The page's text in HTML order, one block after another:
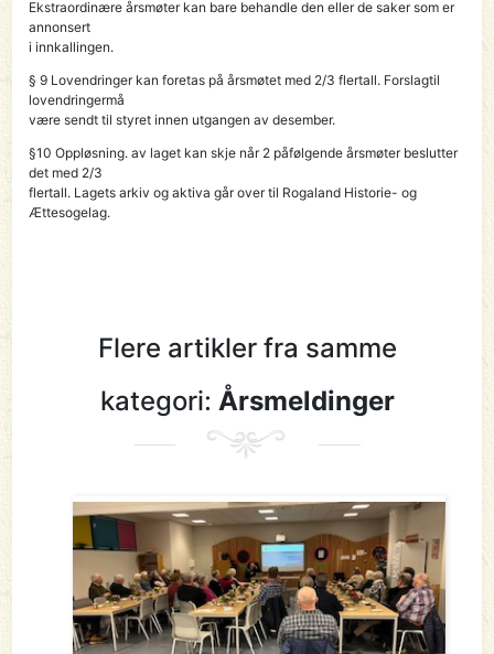
Ekstraordinære årsmøter kan bare behandle den eller de saker som er
annonsert
i innkallingen.
§ 9 Lovendringer kan foretas på årsmøtet med 2/3 flertall. Forslagtil
lovendringermå
være sendt til styret innen utgangen av desember.
§10 Oppløsning. av laget kan skje når 2 påfølgende årsmøter beslutter
det med 2/3
flertall. Lagets arkiv og aktiva går over til Rogaland Historie- og
Ættesogelag.
Flere artikler fra samme
kategori: Årsmeldinger